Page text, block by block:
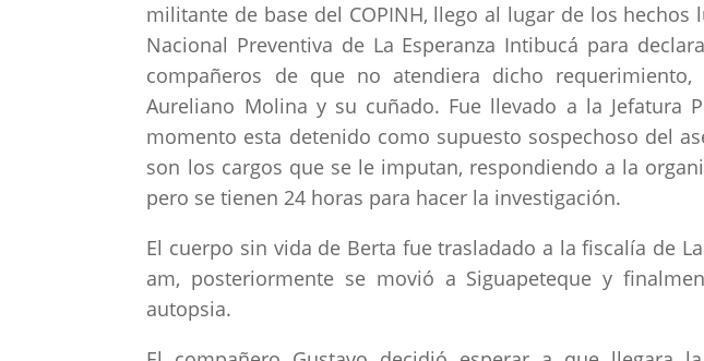
militante de base del COPINH, llego al lugar de los
Nacional Preventiva de La Esperanza Intibucá para
compañeros de que no atendiera dicho
Aureliano Molina y su cuñado. Fue llevado a la Jefatura
momento esta detenido como supuesto sospechoso del
son los cargos que se le imputan, respondiendo a la
pero se tienen 24 horas para hacer la investigación.
El cuerpo sin vida de Berta fue trasladado a la fiscalía de
am, posteriormente se movió a Siguapeteque y
autopsia.